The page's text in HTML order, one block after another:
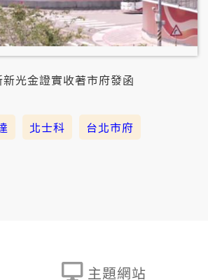
光金證實收著市府發函
北士科
台北市府
主題網站